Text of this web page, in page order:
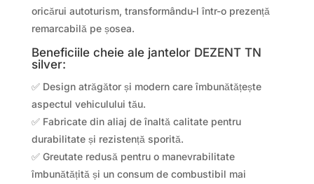
oricărui autoturism, transformându-l într-o prezență
remarcabilă pe șosea.
Beneficiile cheie ale jantelor DEZENT TN
silver:
✅ Design atrăgător și modern care îmbunătățește
aspectul vehiculului tău.
✅ Fabricate din aliaj de înaltă calitate pentru
durabilitate și rezistență sporită.
✅ Greutate redusă pentru o manevrabilitate
îmbunătățită și un consum de combustibil mai